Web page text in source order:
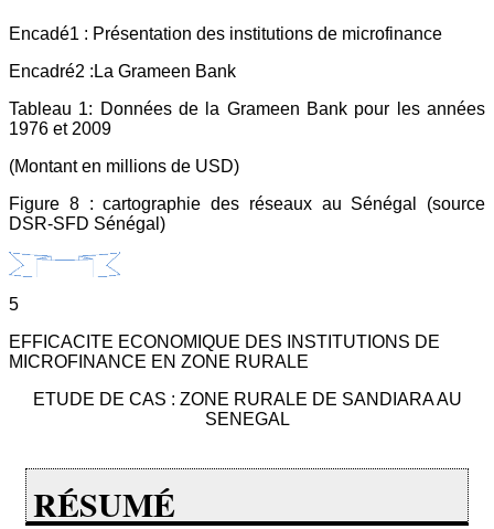
Encadé1 : Présentation des institutions de microfinance
Encadré2 :La Grameen Bank
Tableau 1: Données de la Grameen Bank pour les années
1976 et 2009
(Montant en millions de USD)
Figure 8 : cartographie des réseaux au Sénégal (source
DSR-SFD Sénégal)
5
EFFICACITE ECONOMIQUE DES INSTITUTIONS DE
MICROFINANCE EN ZONE RURALE
ETUDE DE CAS : ZONE RURALE DE SANDIARA AU
SENEGAL
RÉSUMÉ